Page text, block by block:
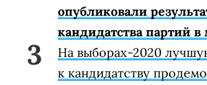
опубликовали
кандидатства партий
На выборах-2020
к кандидатству